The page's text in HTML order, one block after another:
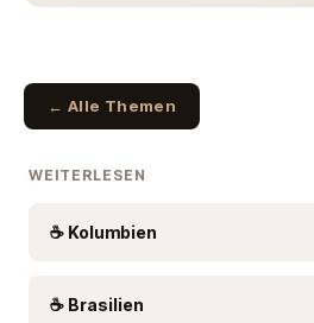
← Alle Themen
WEITERLESEN
☕ Kolumbien
☕ Brasilien